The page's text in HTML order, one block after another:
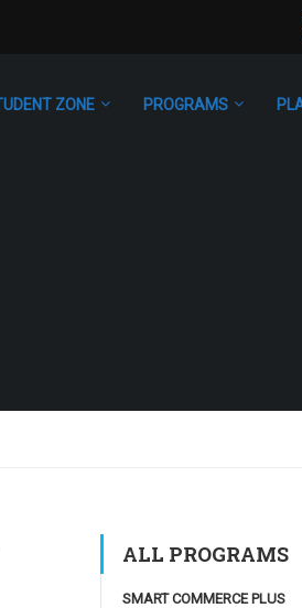
ZONE PROGRAMS
ALL PROGRAMS
SMART COMMERCE PLUS